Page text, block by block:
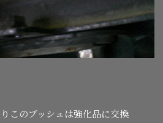
このブッシュは強化品に交換